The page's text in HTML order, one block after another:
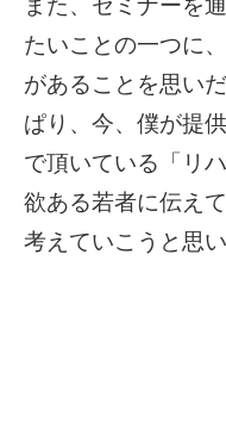
また、セミナーを
たいことの一つに、
があることを思い
ぱり、今、僕が提
で頂いている「リ
欲ある若者に伝え
考えていこうと思